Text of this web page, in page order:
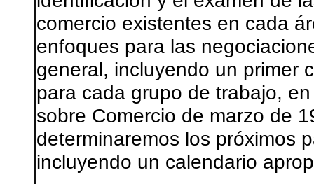
comercio existentes en cada
enfoques para las
general, incluyendo un primer
para cada grupo de trabajo,
sobre Comercio de marzo de
determinaremos los próximos
incluyendo un calendario